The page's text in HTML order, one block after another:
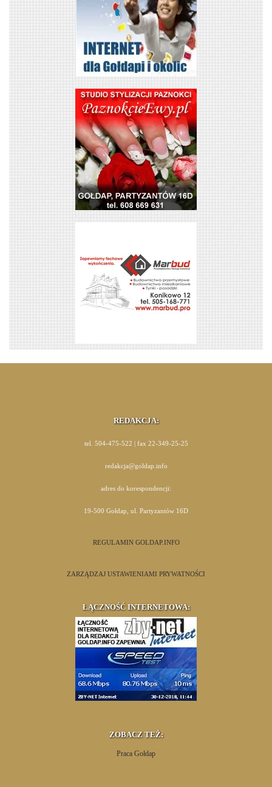
REDAKCJA:
tel. 504-475-522 | fax 22-349-25-25
redakcja@goldap.info
adres do korespondencji:
19-500 Gołdap, ul. Partyzantów 16D
REGULAMIN GOLDAP.INFO
ZARZĄDZAJ USTAWIENIAMI PRYWATNOŚCI
ŁĄCZNOŚĆ INTERNETOWA:
ZOBACZ TEŻ:
Praca Gołdap